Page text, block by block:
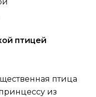
птицей
птица
из